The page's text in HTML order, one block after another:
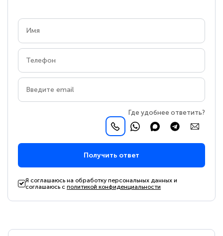
Где удобнее ответить?
Получить ответ
Я соглашаюсь на обработку персональных данных и
соглашаюсь сполитикой конфиденциальности